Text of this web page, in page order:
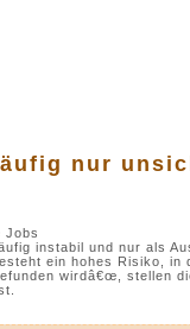
nur
Jobs
instabil und nur als
ein hohes Risiko, in
wirdâ€œ, stellen